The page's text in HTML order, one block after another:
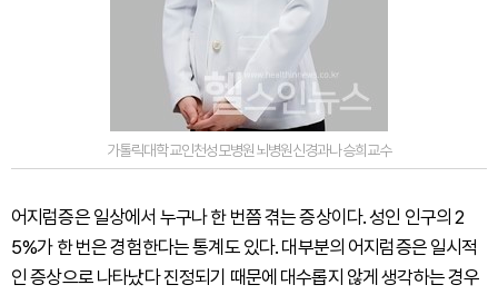
가톨릭대학교인천성모병원뇌병원신경과나승희교수
어지럼증은 일상에서 누구나 한 번쯤 겪는 증상이다. 성인 인구의 2
5%가 한 번은 경험한다는 통계도 있다. 대부분의 어지럼증은 일시적
인 증상으로 나타났다 진정되기 때문에 대수롭지 않게 생각하는 경우